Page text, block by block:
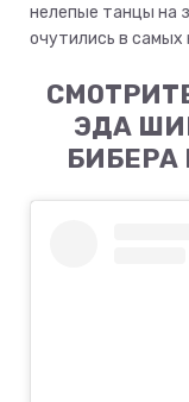
нелепые танцы на
очутились в самых
ЭДА
БИБЕРА